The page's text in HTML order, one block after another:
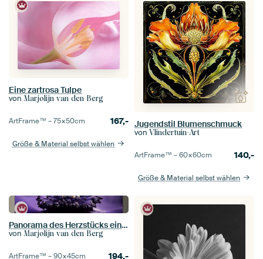
Eine zartrosa Tulpe
von Marjolijn van den Berg
ArtFrame™ –75×50cm 167,-
Größe & Material selbst wählen
Jugendstil Blumenschmuck
von Vlindertuin-Art
ArtFrame™ –60×60cm 140,-
Größe & Material selbst wählen
Panorama des Herzstücks einer Purpuranemone
von Marjolijn van den Berg
ArtFrame™ –90×45cm 194,-